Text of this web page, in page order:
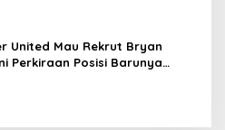
United Mau Rekrut Bryan
Perkiraan Posisi Barunya
Ruben Amorim